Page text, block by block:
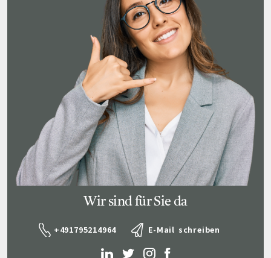
Wir sind für Sie da
+491795214964 E-Mail schreiben